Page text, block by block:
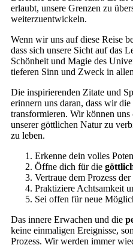
erlaubt, unsere Grenzen zu
weiterzuentwickeln.
Wenn wir uns auf diese Reise
dass sich unsere Sicht auf das
Schönheit und Magie des
tieferen Sinn und Zweck in
Die inspirierenden Zitate und
erinnern uns daran, dass wir
transformieren. Wir können
unserer göttlichen Natur zu
zu leben.
Erkenne dein volles
Öffne dich für die
Vertraue dem Prozess
Praktiziere Achtsamkeit
Sei offen für neue
Das innere Erwachen und die
keine einmaligen Ereignisse,
Prozess. Wir werden immer